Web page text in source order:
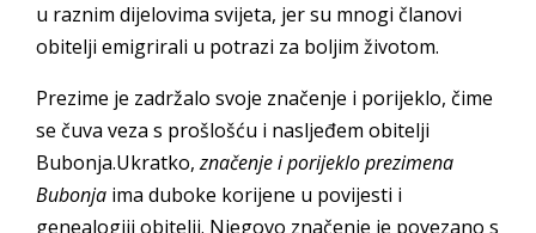
u raznim dijelovima svijeta, jer su mnogi članovi
obitelji emigrirali u potrazi za boljim životom.
Prezime je zadržalo svoje značenje i porijeklo, čime
se čuva veza s prošlošću i nasljeđem obitelji
Bubonja.Ukratko,značenje i porijeklo prezimena
Bubonja ima duboke korijene u povijesti i
genealogiji obitelji. Njegovo značenje je povezano s